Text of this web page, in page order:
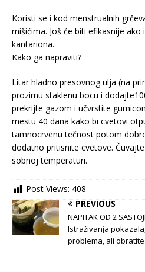
Koristi se i kod menstrualnih
mišićima. Još će biti efikasnije
kantariona.
Kako ga napraviti?
Litar hladno presovnog ulja (na
prozirnu staklenu bocu i
prekrijte gazom i učvrstite
mestu 40 dana kako bi cvetovi
tamnocrvenu tečnost potom
dodatno pritisnite cvetove.
sobnoj temperaturi.
Post Views: 408
PREVIOUS
NAPITAK OD 2
Istraživanja
problema, ali